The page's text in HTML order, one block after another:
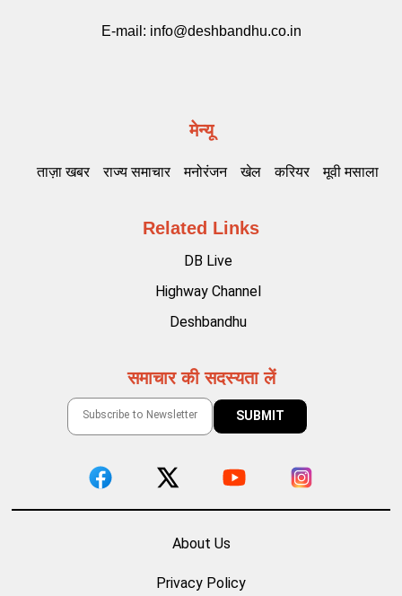
E-mail: info@deshbandhu.co.in
मेन्यू
ताज़ा खबर राज्य समाचार मनोरंजन खेल करियर मूवी मसाला
Related Links
DB Live
Highway Channel
Deshbandhu
समाचार की सदस्यता लें
About Us
Privacy Policy